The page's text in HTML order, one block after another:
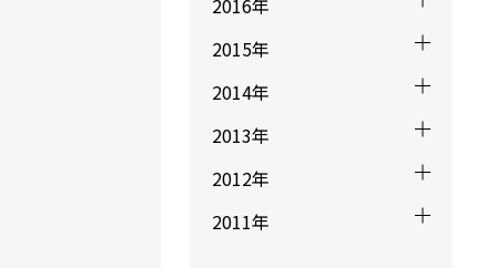
2016年
2015年
2014年
2013年
2012年
2011年